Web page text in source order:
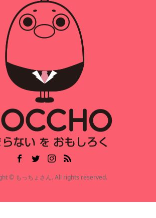
© もっちょさん. All rights reserved.